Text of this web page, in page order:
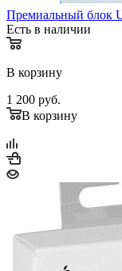
Премиальный блок
Есть в наличии
В корзину
1 200 руб.
В корзину